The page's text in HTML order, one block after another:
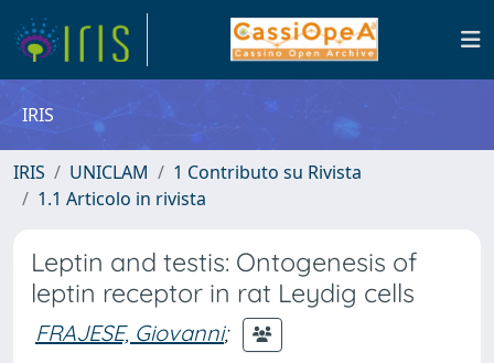
IRIS
IRIS UNICLAM
1 Contributo su Rivista
1.1 Articolo in rivista
Leptin and testis: Ontogenesis of
leptin receptor in rat Leydig cells
FRAJESE, Giovanni;